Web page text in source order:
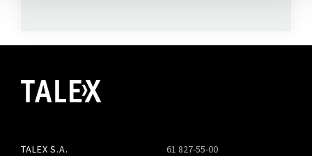
TALEX S.A.
61 827-55-00